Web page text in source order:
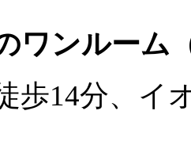
ワンルーム
歩14分、イ